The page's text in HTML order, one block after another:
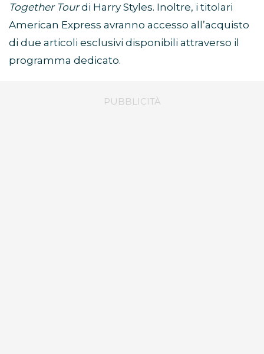
Together Tourdi Harry Styles. Inoltre, i titolari
American Express avranno accesso all’acquisto
di due articoli esclusivi disponibili attraverso il
programma dedicato.